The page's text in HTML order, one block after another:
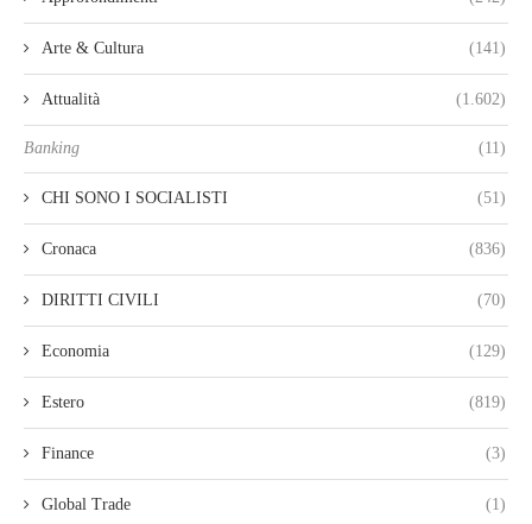
Arte & Cultura (141)
Attualità (1.602)
Banking (11)
CHI SONO I SOCIALISTI (51)
Cronaca (836)
DIRITTI CIVILI (70)
Economia (129)
Estero (819)
Finance (3)
Global Trade (1)